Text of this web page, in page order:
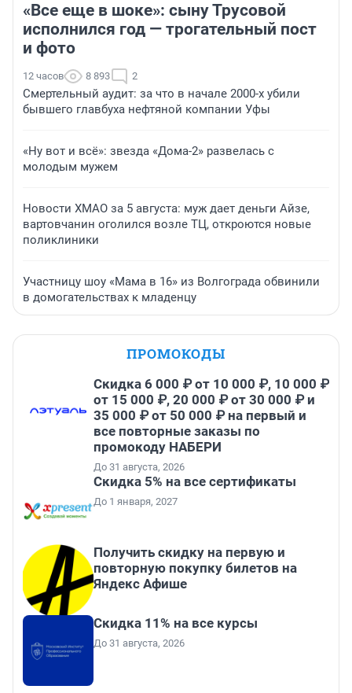
«Все еще в шоке»: сыну Трусовой
исполнился год — трогательный пост
и фото
12 часов 8 893 2
Смертельный аудит: за что в начале 2000-х убили
бывшего главбуха нефтяной компании Уфы
«Ну вот и всё»: звезда «Дома-2» развелась с
молодым мужем
Новости ХМАО за 5 августа: муж дает деньги Айзе,
вартовчанин оголился возле ТЦ, откроются новые
поликлиники
Участницу шоу «Мама в 16» из Волгограда обвинили
в домогательствах к младенцу
ПРОМОКОДЫ
Скидка 6 000 ₽ от 10 000 ₽, 10 000 ₽
от 15 000 ₽, 20 000 ₽ от 30 000 ₽ и
35 000 ₽ от 50 000 ₽ на первый и
все повторные заказы по
промокоду НАБЕРИ
До 31 августа, 2026
Скидка 5% на все сертификаты
До 1 января, 2027
Получить скидку на первую и
повторную покупку билетов на
Яндекс Афише
Скидка 11% на все курсы
До 31 августа, 2026